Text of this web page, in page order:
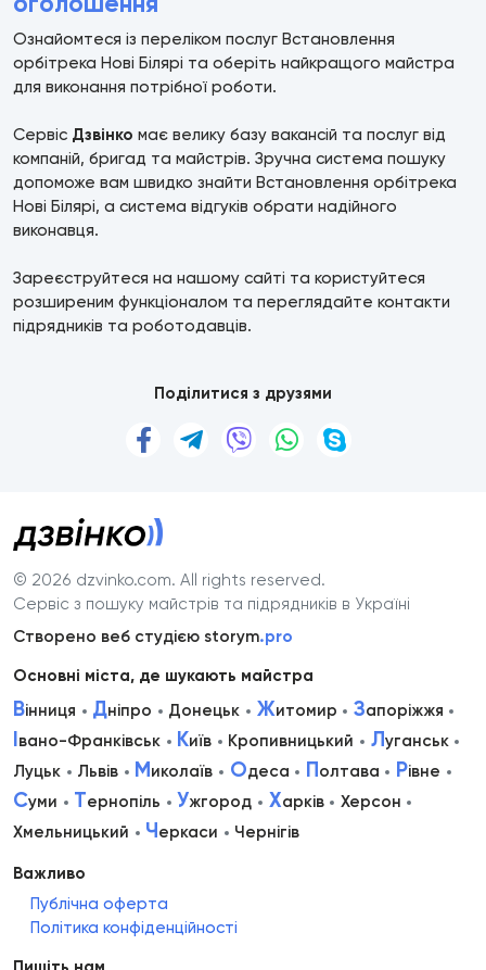
Ознайомтеся із переліком послуг Встановлення
орбітрека Нові Білярі та оберіть найкращого майстра
для виконання потрібної роботи.
Сервіс Дзвінко має велику базу вакансій та послуг від
компаній, бригад та майстрів. Зручна система пошуку
допоможе вам швидко знайти Встановлення орбітрека
Нові Білярі, а система відгуків обрати надійного
виконавця.
Зареєструйтеся на нашому сайті та користуйтеся
розширеним функціоналом та переглядайте контакти
підрядників та роботодавців.
Поділитися з друзями
© 2026 dzvinko.com. All rights reserved.
Сервіс з пошуку майстрів та підрядників в Україні
Створено веб студією storym.pro
Основні міста, де шукають майстра
Вінниця Дніпро Донецьк Житомир Запоріжжя
Івано-Франківськ Київ Кропивницький Луганськ
Луцьк
Львів Миколаїв Одеса Полтава Рівне
Суми Тернопіль Ужгород Харків
Херсон
Хмельницький
Черкаси Чернігів
Важливо
Публічна оферта
Політика конфіденційності